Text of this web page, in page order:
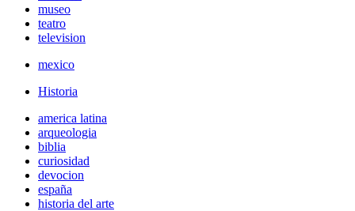
museo
teatro
television
mexico
Historia
america latina
arqueologia
biblia
curiosidad
devocion
españa
historia del arte